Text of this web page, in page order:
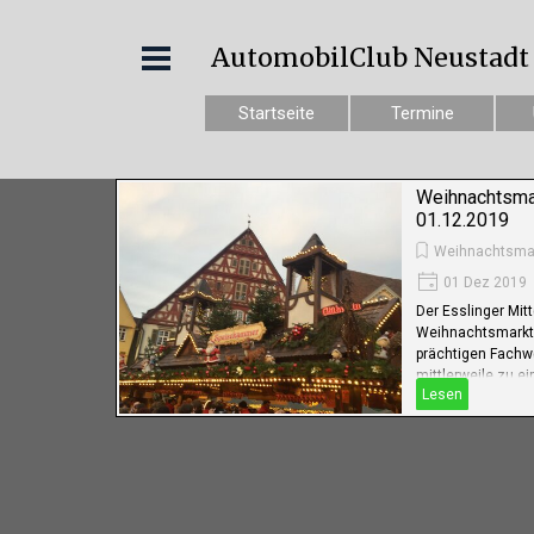
AutomobilClub Neustadt
Startseite Termine
01.12.2019
01 Dez 2019
Der Esslinger
prächtigen
mittlerweile zu
und größten
Deutschland.
Lesen